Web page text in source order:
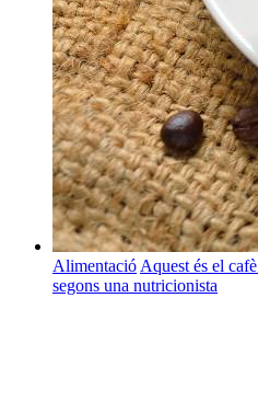
Alimentació Aquest és el
segons una nutricionista